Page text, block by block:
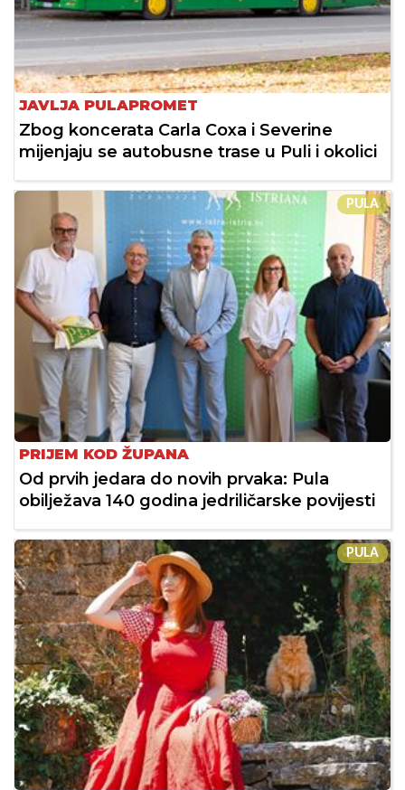
JAVLJA PULAPROMET
Zbog koncerata Carla Coxa i Severine
mijenjaju se autobusne trase u Puli i okolici
PULA
PRIJEM KOD ŽUPANA
Od prvih jedara do novih prvaka: Pula
obilježava 140 godina jedriličarske povijesti
PULA